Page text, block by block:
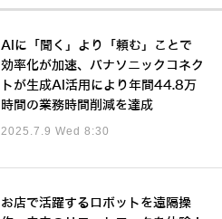
AIに「聞く」より「頼む」ことで
効率化が加速、パナソニックコネク
トが生成AI活用により年間44.8万
時間の業務時間削減を達成
2025.7.9 Wed 8:30
お店で活躍するロボットを遠隔操